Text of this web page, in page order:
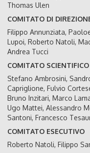
Thomas Ulen
COMITATO DI
Filippo Annunziata,
Lupoi, Roberto Natoli,
Andrea Tucci
COMITATO SCIENTIFICO
Stefano Ambrosini,
Capriglione, Fulvio
Bruno Inzitari, Marco
Ugo Mattei, Alessandro
Santoni, Francesco
COMITATO ESECUTIVO
Roberto Natoli, Filippo